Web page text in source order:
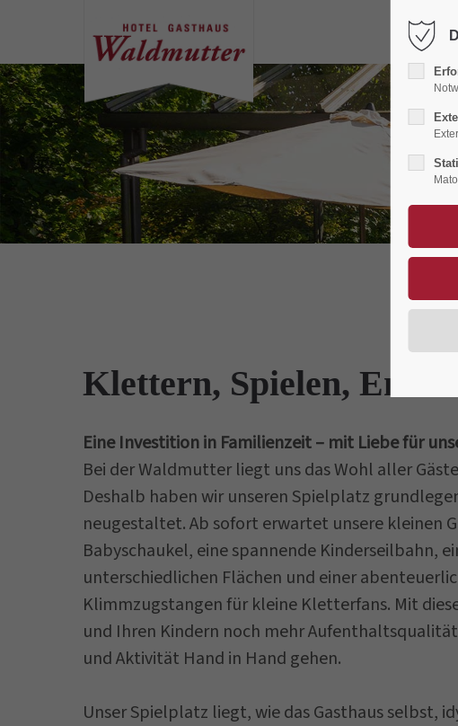
Klettern, Spielen,
Eine Investition in Familienzeit – mit Liebe für
Bei der Waldmutter liegt uns das Wohl aller
Deshalb haben wir unseren Spielplatz
neugestaltet. Ab sofort erwartet unsere kleinen
Babyschaukel, eine spannende Kinderseilbahn,
unterschiedlichen Flächen und einer
Klimmzugstangen für kleine Kletterfans. Mit
und Ihren Kindern noch mehr
und Aktivität Hand in Hand gehen.
Unser Spielplatz liegt, wie das Gasthaus selbst,